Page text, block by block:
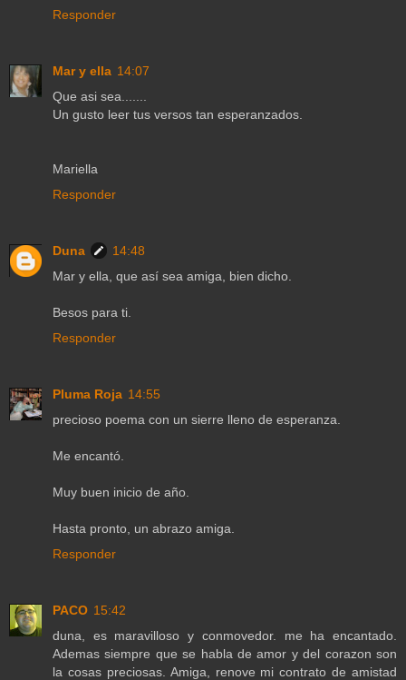
Responder
Mar y ella 14:07
Que asi sea.......
Un gusto leer tus versos tan esperanzados.
Mariella
Responder
Duna
14:48
Mar y ella, que así sea amiga, bien dicho.
Besos para ti.
Responder
Pluma Roja 14:55
precioso poema con un sierre lleno de esperanza.
Me encantó.
Muy buen inicio de año.
Hasta pronto, un abrazo amiga.
Responder
PACO 15:42
duna, es maravilloso y conmovedor. me ha encantado.
Ademas siempre que se habla de amor y del corazon son
la cosas preciosas. Amiga, renove mi contrato de amistad